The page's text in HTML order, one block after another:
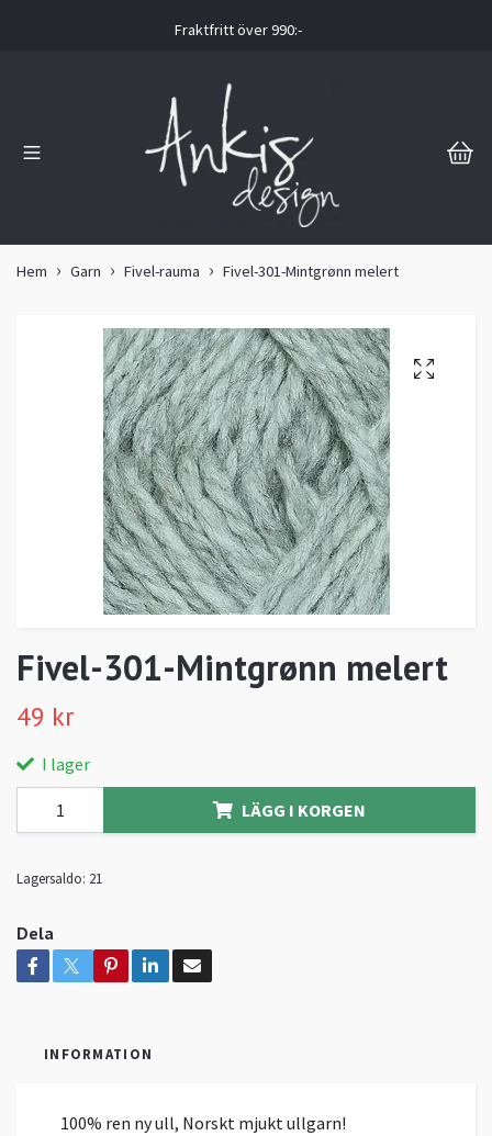
Fraktfritt över 990:-
Hem Garn Fivel-rauma Fivel-301-Mintgrønn melert
Fivel-301-Mintgrønn melert
49 kr
I lager
LÄGG I KORGEN
Lagersaldo: 21
Dela
INFORMATION
100% ren ny ull, Norskt mjukt ullgarn!